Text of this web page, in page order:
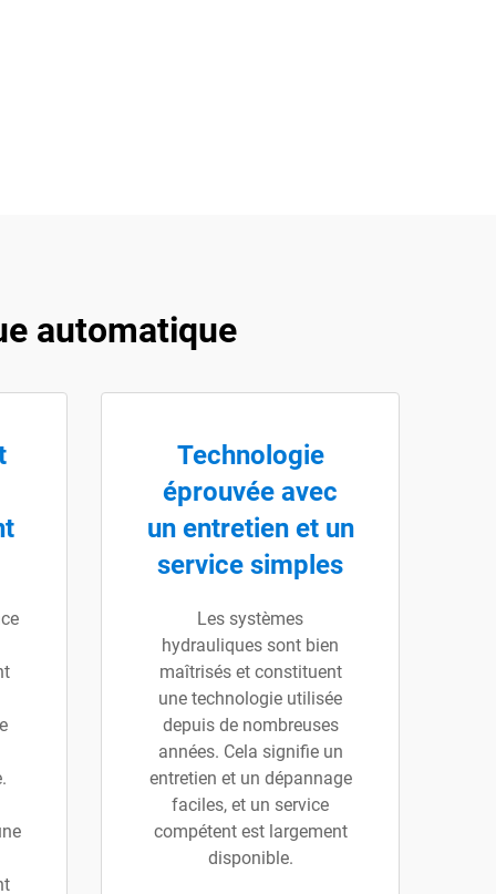
automatique
Technologie
éprouvée avec
un entretien et un
service simples
Les systèmes
hydrauliques sont bien
maîtrisés et constituent
une technologie utilisée
depuis de nombreuses
années. Cela signifie un
entretien et un dépannage
faciles, et un service
compétent est largement
disponible.